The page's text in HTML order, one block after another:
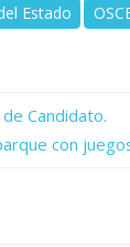
Estado
Candidato.
con